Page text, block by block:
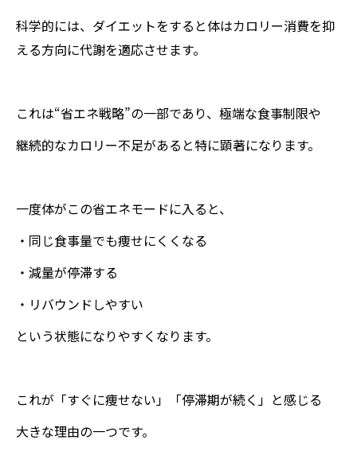
科学的には、ダイエットをすると体はカロリー消費を抑
える方向に代謝を適応させます。
これは“省エネ戦略”の一部であり、極端な食事制限や
継続的なカロリー不足があると特に顕著になります。
一度体がこの省エネモードに入ると、
・同じ食事量でも痩せにくくなる
・減量が停滞する
・リバウンドしやすい
という状態になりやすくなります。
これが「すぐに痩せない」「停滞期が続く」と感じる
大きな理由の一つです。